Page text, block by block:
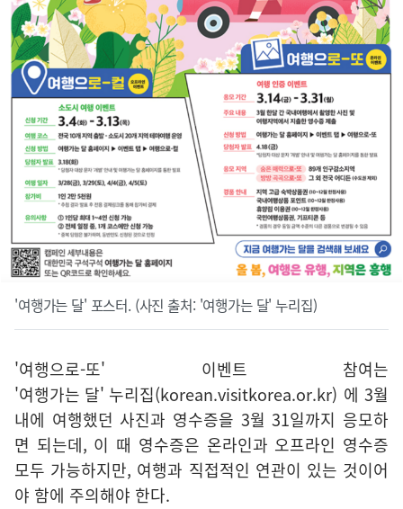
'여행가는 달' 포스터. (사진 출처: '여행가는 달' 누리집)
'여행으로-또' 이벤트 참여는
'여행가는 달' 누리집(korean.visitkorea.or.kr) 에 3월
내에 여행했던 사진과 영수증을 3월 31일까지 응모하
면 되는데, 이 때 영수증은 온라인과 오프라인 영수증
모두 가능하지만, 여행과 직접적인 연관이 있는 것이어
야 함에 주의해야 한다.